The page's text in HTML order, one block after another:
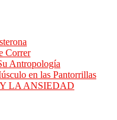
Correr
Antropología
en las Pantorrillas
LA ANSIEDAD